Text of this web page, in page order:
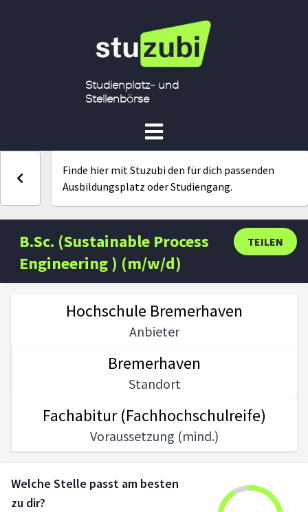
Studienplatz- und
Stellenbörse
Finde hier mit Stuzubi den für dich passenden
Ausbildungsplatz oder Studiengang.
TEILEN
B.Sc. (Sustainable Process
Engineering ) (m/w/d)
Hochschule Bremerhaven
Anbieter
Bremerhaven
Standort
Fachabitur (Fachhochschulreife)
Voraussetzung (mind.)
Welche Stelle passt am besten
zu dir?